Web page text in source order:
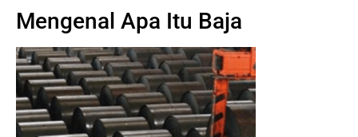
Mengenal Apa Itu Baja